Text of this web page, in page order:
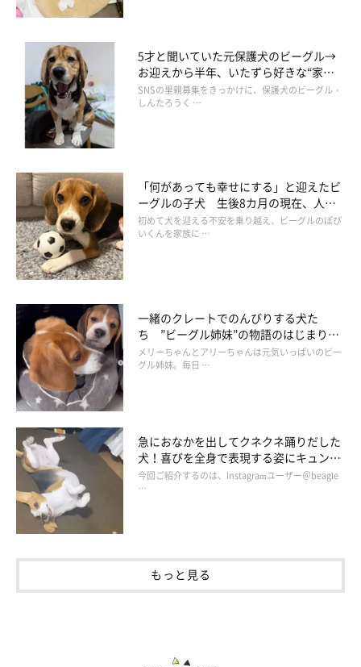
5才と聞いていた元保護犬のビーグル→
お迎えから半年、いたずら好きな“家族
の中心的存在”に！
SNSの里親募集をきっかけに、保護犬のビーグル・
しんたろうく …
「何があっても幸せにする」と迎えたビ
ーグルの子犬 生後8カ月の現在、人と
犬が大好きなパワフルなコに成長中！
初めて犬を迎える不安を乗り越え、ビーグルのぽぴ
いくんを家族に …
一緒のクレートでのんびりする犬た
ち ”ビーグル姉妹”の物語のはじまりに
キュンとしてしまう！
メリーちゃんとアリーちゃんは元気いっぱいのビー
グル姉妹。毎日 …
急におなかを出してクネクネ踊りだした
犬！喜びを全身で表現する姿にキュンと
くる！
今回ご紹介するのは、Instagramユーザー＠beagle
…
もっと見る